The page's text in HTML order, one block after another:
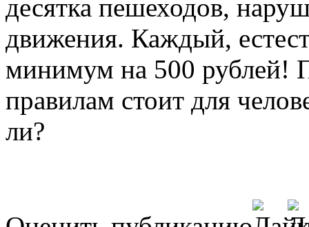
десятка пешеходов,
движения. Каждый,
минимум на 500 рублей!
правилам стоит для
ли?